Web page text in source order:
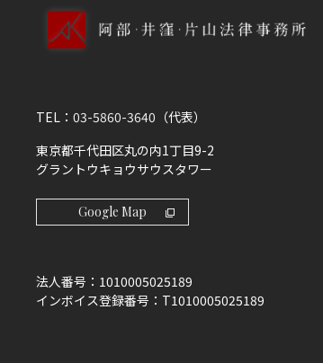
TEL： 03-5860-3640 （代表）
東京都千代田区丸の内1丁目9-2
グラントウキョウサウスタワー
Google Map
法人番号： 1010005025189
インボイス登録番号： T1010005025189